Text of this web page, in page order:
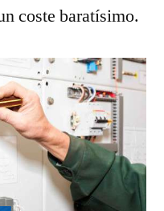
coste baratísimo.